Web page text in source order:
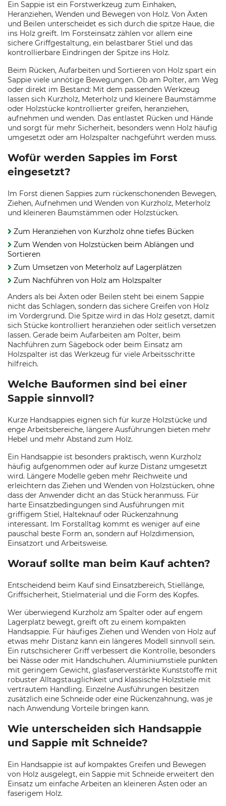
Ein Sappie ist ein Forstwerkzeug zum Einhaken,
Heranziehen, Wenden und Bewegen von Holz. Von Äxten
und Beilen unterscheidet es sich durch die spitze Haue, die
ins Holz greift. Im Forsteinsatz zählen vor allem eine
sichere Griffgestaltung, ein belastbarer Stiel und das
kontrollierbare Eindringen der Spitze ins Holz.
Beim Rücken, Aufarbeiten und Sortieren von Holz spart ein
Sappie viele unnötige Bewegungen. Ob am Polter, am Weg
oder direkt im Bestand: Mit dem passenden Werkzeug
lassen sich Kurzholz, Meterholz und kleinere Baumstämme
oder Holzstücke kontrollierter greifen, heranziehen,
aufnehmen und wenden. Das entlastet Rücken und Hände
und sorgt für mehr Sicherheit, besonders wenn Holz häufig
umgesetzt oder am Holzspalter nachgeführt werden muss.
Wofür werden Sappies im Forst
eingesetzt?
Im Forst dienen Sappies zum rückenschonenden Bewegen,
Ziehen, Aufnehmen und Wenden von Kurzholz, Meterholz
und kleineren Baumstämmen oder Holzstücken.
Zum Heranziehen von Kurzholz ohne tiefes Bücken
Zum Wenden von Holzstücken beim Ablängen und
Sortieren
Zum Umsetzen von Meterholz auf Lagerplätzen
Zum Nachführen von Holz am Holzspalter
Anders als bei Äxten oder Beilen steht bei einem Sappie
nicht das Schlagen, sondern das sichere Greifen von Holz
im Vordergrund. Die Spitze wird in das Holz gesetzt, damit
sich Stücke kontrolliert heranziehen oder seitlich versetzen
lassen. Gerade beim Aufarbeiten am Polter, beim
Nachführen zum Sägebock oder beim Einsatz am
Holzspalter ist das Werkzeug für viele Arbeitsschritte
hilfreich.
Welche Bauformen sind bei einer
Sappie sinnvoll?
Kurze Handsappies eignen sich für kurze Holzstücke und
enge Arbeitsbereiche, längere Ausführungen bieten mehr
Hebel und mehr Abstand zum Holz.
Ein Handsappie ist besonders praktisch, wenn Kurzholz
häufig aufgenommen oder auf kurze Distanz umgesetzt
wird. Längere Modelle geben mehr Reichweite und
erleichtern das Ziehen und Wenden von Holzstücken, ohne
dass der Anwender dicht an das Stück heranmuss. Für
harte Einsatzbedingungen sind Ausführungen mit
griffigem Stiel, Halteknauf oder Rückenzahnung
interessant. Im Forstalltag kommt es weniger auf eine
pauschal beste Form an, sondern auf Holzdimension,
Einsatzort und Arbeitsweise.
Worauf sollte man beim Kauf achten?
Entscheidend beim Kauf sind Einsatzbereich, Stiellänge,
Griffsicherheit, Stielmaterial und die Form des Kopfes.
Wer überwiegend Kurzholz am Spalter oder auf engem
Lagerplatz bewegt, greift oft zu einem kompakten
Handsappie. Für häufiges Ziehen und Wenden von Holz auf
etwas mehr Distanz kann ein längeres Modell sinnvoll sein.
Ein rutschsicherer Griff verbessert die Kontrolle, besonders
bei Nässe oder mit Handschuhen. Aluminiumstiele punkten
mit geringem Gewicht, glasfaserverstärkte Kunststoffe mit
robuster Alltagstauglichkeit und klassische Holzstiele mit
vertrautem Handling. Einzelne Ausführungen besitzen
zusätzlich eine Schneide oder eine Rückenzahnung, was je
nach Anwendung Vorteile bringen kann.
Wie unterscheiden sich Handsappie
und Sappie mit Schneide?
Ein Handsappie ist auf kompaktes Greifen und Bewegen
von Holz ausgelegt, ein Sappie mit Schneide erweitert den
Einsatz um einfache Arbeiten an kleineren Ästen oder an
faserigem Holz.